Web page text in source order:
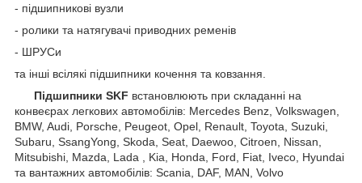
- підшипникові вузли
- ролики та натягувачі приводних ременів
- ШРУСи
та інші всілякі підшипники кочення та ковзання.
Підшипники SKF встановлюють при складанні на
конвеєрах легкових автомобілів: Mercedes Benz, Volkswagen,
BMW, Audi, Porsche, Peugeot, Opel, Renault, Toyota, Suzuki,
Subaru, SsangYong, Skoda, Seat, Daewoo, Citroen, Nissan,
Mitsubishi, Mazda, Lada , Kia, Honda, Ford, Fiat, Iveco, Hyundai
та вантажних автомобілів: Scania, DAF, MAN, Volvo